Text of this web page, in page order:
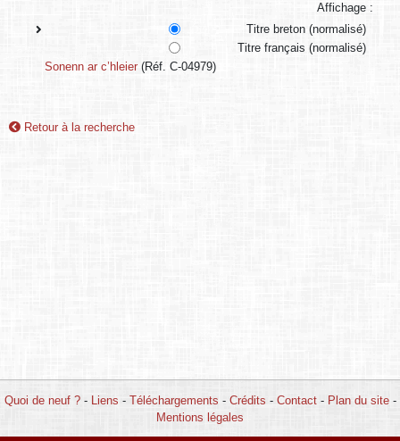
Affichage :
Titre breton (normalisé)
Titre français (normalisé)
Sonenn ar c’hleier(Réf. C-04979)
Retour à la recherche
Quoi de neuf ?- Liens - Téléchargements - Crédits - Contact- Plan du site-
Mentions légales